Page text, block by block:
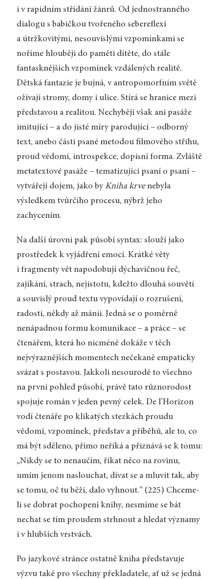
i v rapidním střídání žánrů. Od jednostranného
dialogu s babičkou tvořeného sebereflexí
a útržkovitými, nesouvislými vzpomínkami se
noříme hlouběji do paměti dítěte, do stále
fantasknějších vzpomínek vzdálených realitě.
Dětská fantazie je bujná, v antropomorfním světě
ožívají stromy, domy i ulice. Stírá se hranice mezi
představou a realitou. Nechybějí však ani pasáže
imitující – a do jisté míry parodující – odborný
text, anebo části psané metodou filmového střihu,
proud vědomí, introspekce, dopisní forma. Zvláště
metatextové pasáže – tematizující psaní o psaní –
vytvářejí dojem, jako by Kniha krvenebyla
výsledkem tvůrčího procesu, nýbrž jeho
zachycením.
Na další úrovni pak působí syntax: slouží jako
prostředek k vyjádření emocí. Krátké věty
i fragmenty vět napodobují dýchavičnou řeč,
zajíkání, strach, nejistotu, kdežto dlouhá souvětí
a souvislý proud textu vypovídají o rozrušení,
radosti, někdy až mánii. Jedná se o poměrně
nenápadnou formu komunikace – a práce – se
čtenářem, která ho nicméně dokáže v těch
nejvýraznějších momentech nečekaně empaticky
svázat s postavou. Jakkoli nesourodě to všechno
na první pohled působí, právě tato různorodost
spojuje román v jeden pevný celek. De l’Horizon
vodí čtenáře po klikatých stezkách proudu
vědomí, vzpomínek, představ a příběhů, ale to, co
má být sděleno, přímo neříká a přiznává se k tomu:
„Nikdy se to nenaučím, říkat něco na rovinu,
umím jenom naslouchat, dívat se a mluvit tak, aby
se tomu, oč tu běží, dalo vyhnout.“ (225) Chceme-
li se dobrat pochopení knihy, nesmíme se bát
nechat se tím proudem strhnout a hledat významy
i v hlubších vrstvách.
Po jazykové stránce ostatně kniha představuje
výzvu také pro všechny překladatele, ať už se jedná